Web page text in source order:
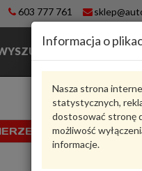
603 777 761
Informacja o
Nasza strona
statystycznych,
dostosować stronę
możliwość
informacje.
VIN